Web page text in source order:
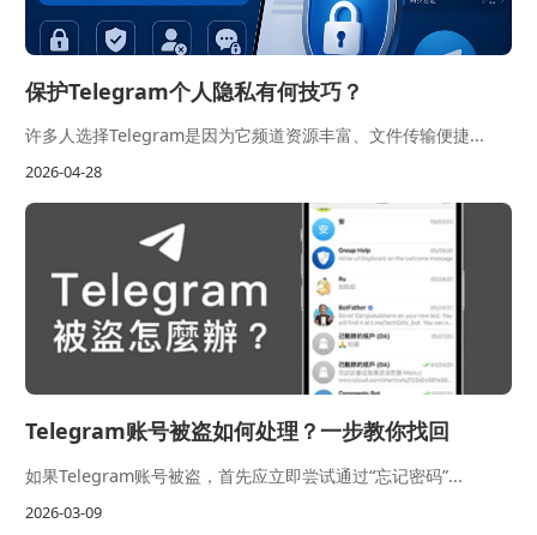
保护Telegram个人隐私有何技巧？
许多人选择Telegram是因为它频道资源丰富、文件传输便捷...
2026-04-28
Telegram账号被盗如何处理？一步教你找回
如果Telegram账号被盗，首先应立即尝试通过“忘记密码”...
2026-03-09